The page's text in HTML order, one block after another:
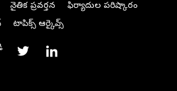
నైతిక ప్రవర్తన
ఫిర్యాదుల పరిష్కారం
టాపిక్స్ ఆర్కైవ్స్